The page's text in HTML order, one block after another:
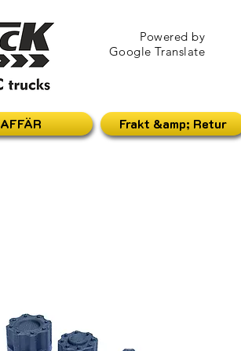
Powered by
Google Translate
AFFÄR Frakt &amp; Retur